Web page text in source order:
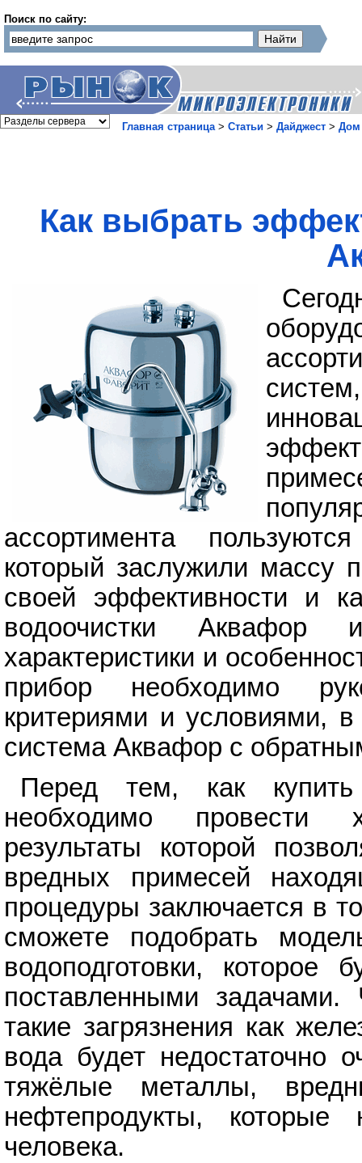
Поиск по сайту:
Главная страница> Статьи > Дайджест > Дом
Как выбрать
ассортимента
который заслужили массу
своей эффективности и
водоочистки Аквафор
характеристики и
прибор необходимо
критериями и условиями, в
система Аквафор с
Перед тем, как
необходимо провести
результаты которой
вредных примесей
процедуры заключается в
сможете подобрать
водоподготовки, которое
поставленными
такие загрязнения как
вода будет недостаточно
тяжёлые металлы,
нефтепродукты,
человека.